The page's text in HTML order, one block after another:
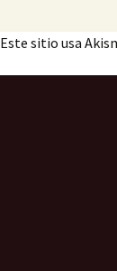
Este sitio usa